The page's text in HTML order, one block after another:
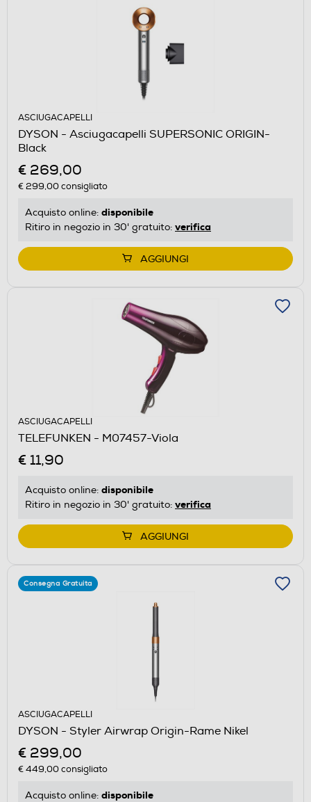
ASCIUGACAPELLI
DYSON - Asciugacapelli SUPERSONIC ORIGIN-
Black
€ 269,00
€ 299,00consigliato
Acquisto online: disponibile
Ritiro in negozio in 30' gratuito: verifica
AGGIUNGI
ASCIUGACAPELLI
TELEFUNKEN - M07457-Viola
€ 11,90
Acquisto online: disponibile
Ritiro in negozio in 30' gratuito: verifica
AGGIUNGI
Consegna Gratuita
ASCIUGACAPELLI
DYSON - Styler Airwrap Origin-Rame Nikel
€ 299,00
€ 449,00consigliato
Acquisto online: disponibile